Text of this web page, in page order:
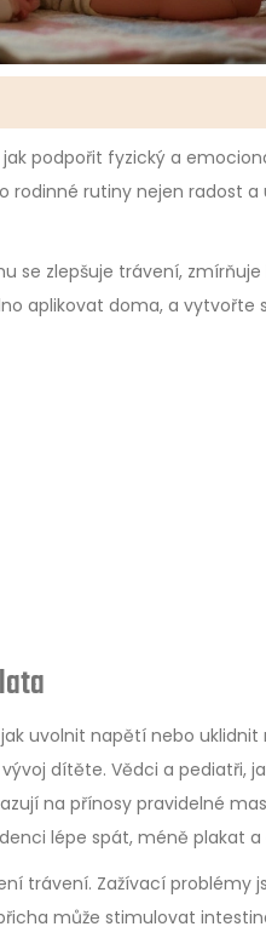
podpořit fyzický a
rutiny nejen radost
se zlepšuje trávení,
aplikovat doma, a vytvořte
uvolnit napětí nebo
dítěte. Vědci a pediatři,
na přínosy pravidelné
lépe spát, méně plakat
trávení. Zažívací problémy
může stimulovat